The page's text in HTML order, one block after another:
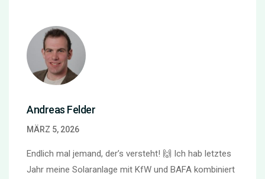
Andreas Felder
MÄRZ 5, 2026
Endlich mal jemand, der’s versteht! 🙌 Ich hab letztes
Jahr meine Solaranlage mit KfW und BAFA kombiniert